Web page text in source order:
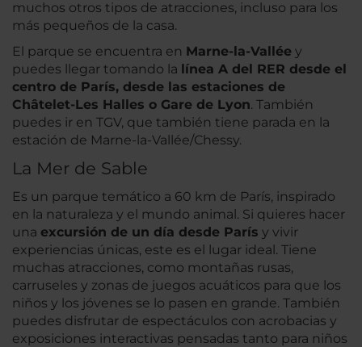
muchos otros tipos de atracciones, incluso para los
más pequeños de la casa.
El parque se encuentra en Marne-la-Vallée y
puedes llegar tomando la línea A del RER desde el
centro de París, desde las estaciones de
Châtelet-Les Halles o Gare de Lyon. También
puedes ir en TGV, que también tiene parada en la
estación de Marne-la-Vallée/Chessy.
La Mer de Sable
Es un parque temático a 60 km de París, inspirado
en la naturaleza y el mundo animal. Si quieres hacer
una excursión de un día desde París y vivir
experiencias únicas, este es el lugar ideal. Tiene
muchas atracciones, como montañas rusas,
carruseles y zonas de juegos acuáticos para que los
niños y los jóvenes se lo pasen en grande. También
puedes disfrutar de espectáculos con acrobacias y
exposiciones interactivas pensadas tanto para niños